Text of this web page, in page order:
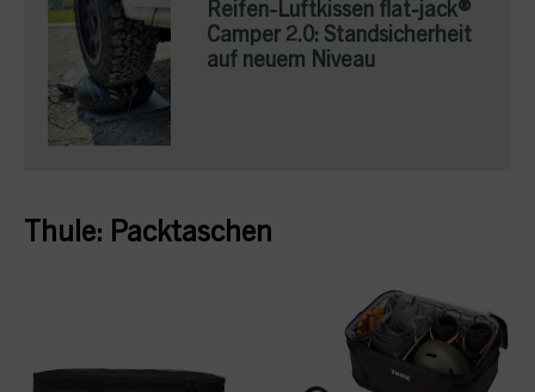
Reifen-Luftkissen flat-jack®
Camper 2.0: Standsicherheit
auf neuem Niveau
Thule: Packtaschen